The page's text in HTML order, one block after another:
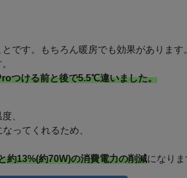
です。もちろん暖房でも効果があります
つける前と後で5.5℃違いました。
、
ってくれるため、
約13%(約70W)の消費電力の削減になり